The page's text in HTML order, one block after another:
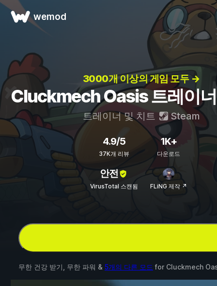
wemod
3000개 이상의 게임 모두 →
Cluckmech Oasis 트레이
트레이너 및 치트 Steam
4.9/5
37K개 리뷰
1K+
다운로드
안전
VirusTotal 스캔됨 FLiNG 제작 ↗
무한 건강 받기, 무한 파워 & 5개의 다른 모드 for Cluckmech